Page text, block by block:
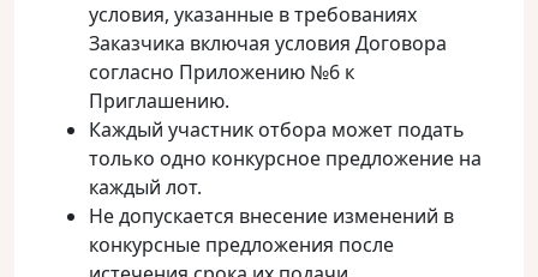
условия, указанные в требованиях
Заказчика включая условия Договора
согласно Приложению №6 к
Приглашению.
Каждый участник отбора может подать
только одно конкурсное предложение на
каждый лот.
Не допускается внесение изменений в
конкурсные предложения после